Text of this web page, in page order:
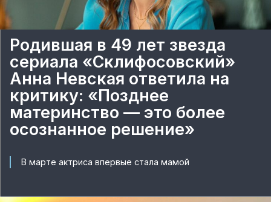
Родившая в 49 лет звезда
сериала «Склифосовский»
Анна Невская ответила на
критику: «Позднее
материнство — это более
осознанное решение»
В марте актриса впервые стала мамой